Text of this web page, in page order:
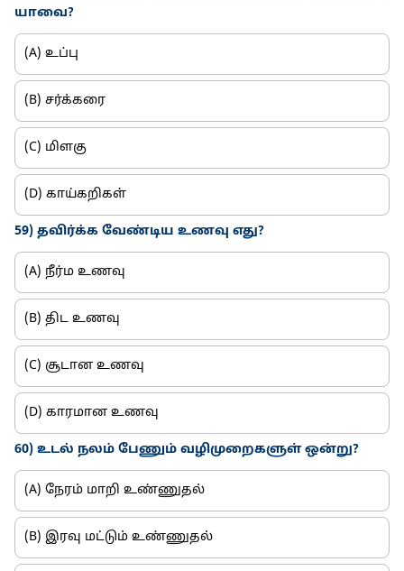
யாவை?
(A) உப்பு
(B) சர்க்கரை
(C) மிளகு
(D) காய்கறிகள்
59) தவிர்க்க வேண்டிய உணவு எது?
(A) நீர்ம உணவு
(B) திட உணவு
(C) சூடான உணவு
(D) காரமான உணவு
60) உடல் நலம் பேணும் வழிமுறைகளுள் ஒன்று?
(A) நேரம் மாறி உண்ணுதல்
(B) இரவு மட்டும் உண்ணுதல்